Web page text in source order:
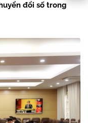
đổi số trong